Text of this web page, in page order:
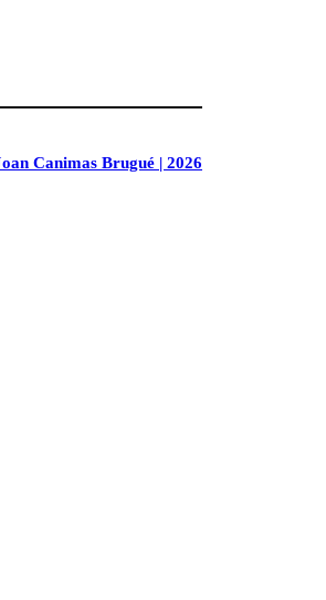
Canimas Brugué | 2026